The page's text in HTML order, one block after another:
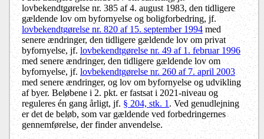
lovbekendtgørelse nr. 385 af 4. august 1983, den tidligere
gældende lov om byfornyelse og boligforbedring, jf.
lovbekendtgørelse nr. 820 af 15. september 1994med
senere ændringer, den tidligere gældende lov om privat
byfornyelse, jf. lovbekendtgørelse nr. 49 af 1. februar 1996
med senere ændringer, den tidligere gældende lov om
byfornyelse, jf. lovbekendtgørelse nr. 260 af 7. april 2003
med senere ændringer, og lov om byfornyelse og udvikling
af byer. Beløbene i 2. pkt. er fastsat i 2021-niveau og
reguleres én gang årligt, jf.§ 204, stk. 1 . Ved genudlejning
er det de beløb, som var gældende ved forbedringernes
gennemførelse, der finder anvendelse.